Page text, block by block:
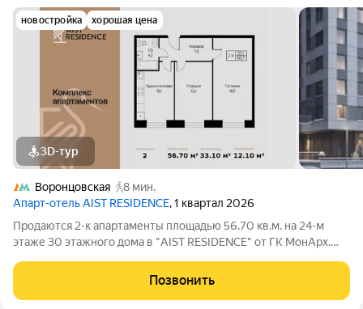
новостройка хорошая цена
3D-тур
Воронцовская
8 мин.
Апарт-отель AIST RESIDENCE, 1 квартал 2026
Продаются 2-к апартаменты площадью 56.70 кв.м. на 24-м
этаже 30 этажного дома в "AIST RESIDENCE" от ГК МонАрх.
стремится к гармонии между динамичной городской жизнью и
отдыхом на природе.
Позвонить